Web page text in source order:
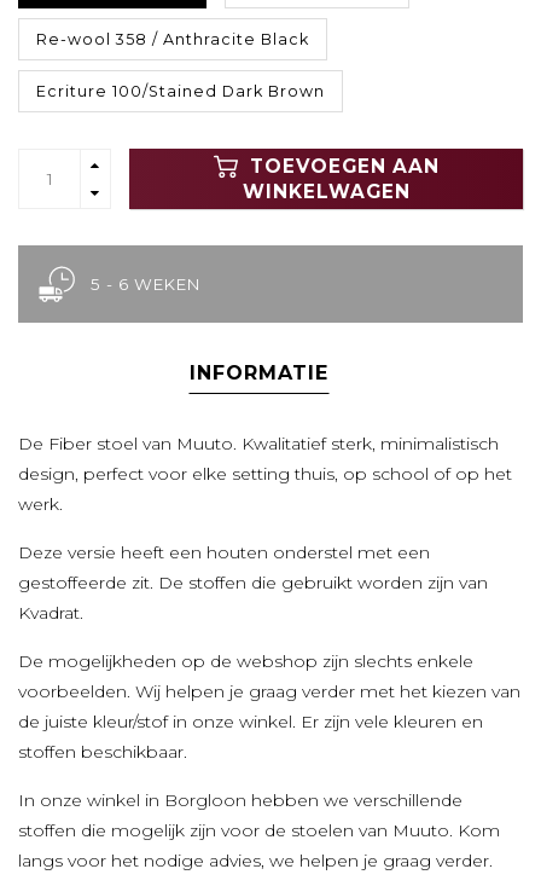
Re-wool 358 / Anthracite Black
Ecriture 100/Stained Dark Brown
TOEVOEGEN AAN
WINKELWAGEN
5 - 6 WEKEN
INFORMATIE
De Fiber stoel van Muuto. Kwalitatief sterk, minimalistisch
design, perfect voor elke setting thuis, op school of op het
werk.
Deze versie heeft een houten onderstel met een
gestoffeerde zit. De stoffen die gebruikt worden zijn van
Kvadrat.
De mogelijkheden op de webshop zijn slechts enkele
voorbeelden. Wij helpen je graag verder met het kiezen van
de juiste kleur/stof in onze winkel. Er zijn vele kleuren en
stoffen beschikbaar.
In onze winkel in Borgloon hebben we verschillende
stoffen die mogelijk zijn voor de stoelen van Muuto. Kom
langs voor het nodige advies, we helpen je graag verder.